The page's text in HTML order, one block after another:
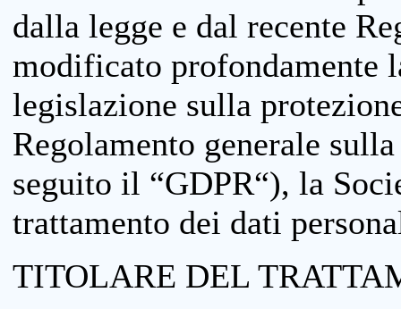
dalla legge e dal recente
modificato profondamente
legislazione sulla
Regolamento generale
seguito il “GDPR“), la
trattamento dei dati
TITOLARE DEL